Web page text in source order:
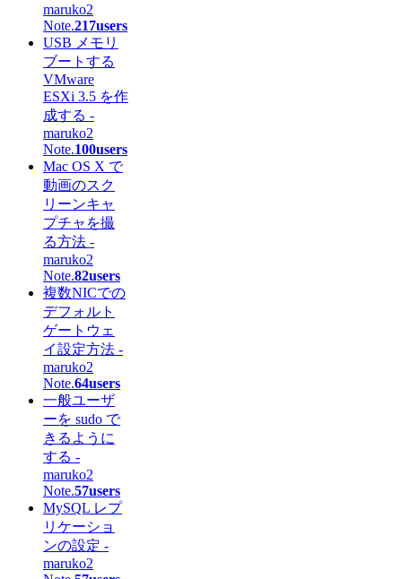
maruko2
Note.217users
USB メモリ
ブートする
VMware
ESXi 3.5 を作
成する -
maruko2
Note.100users
Mac OS X で
動画のスク
リーンキャ
プチャを撮
る方法 -
maruko2
Note.82users
複数NICでの
デフォルト
ゲートウェ
イ設定方法 -
maruko2
Note.64users
一般ユーザ
ーを sudo で
きるように
する -
maruko2
Note.57users
MySQL レプ
リケーショ
ンの設定 -
maruko2